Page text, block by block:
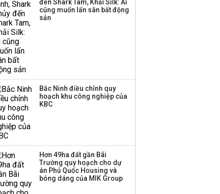
Thị trường thường
đến Shark Tam, Khải Silk: Ai
cũng muốn lấn sân bất động
sản
Bắc Ninh điều chỉnh quy
hoạch khu công nghiệp của
KBC
Hơn 49ha đất gần Bãi
Trường quy hoạch cho dự
án Phú Quốc Housing và
bóng dáng của MIK Group